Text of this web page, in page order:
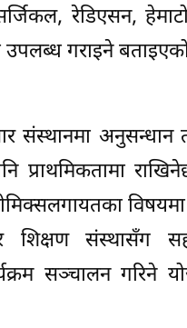
रेडिएसन,
उपलब्ध गराइने
संस्थानमा अनुसन्धान
प्राथमिकतामा
विषयमा
र शिक्षण संस्थासँग
सञ्चालन गरिने